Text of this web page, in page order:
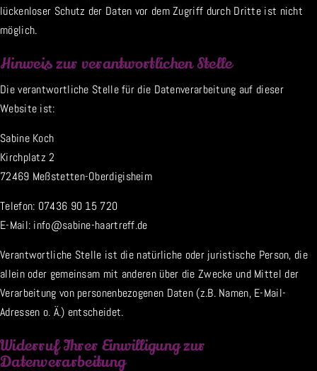
lückenloser Schutz der Daten vor dem Zugriff durch Dritte ist nicht
möglich.
Hinweis zur verantwortlichen Stelle
Die verantwortliche Stelle für die Datenverarbeitung auf dieser
Website ist:
Sabine Koch
Kirchplatz 2
72469 Meßstetten-Oberdigisheim
Telefon: 07436 90 15 720
E-Mail: info@sabine-haartreff.de
Verantwortliche Stelle ist die natürliche oder juristische Person, die
allein oder gemeinsam mit anderen über die Zwecke und Mittel der
Verarbeitung von personenbezogenen Daten (z.B. Namen, E-Mail-
Adressen o. Ä.) entscheidet.
Widerruf Ihrer Einwilligung zur
Datenverarbeitung